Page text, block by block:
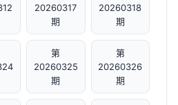
20260317
期
20260318
期
第
20260325
期
第
20260326
期